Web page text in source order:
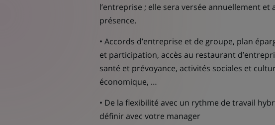
l’entreprise ; elle sera versée annuellement
présence.
• Accords d’entreprise et de groupe, plan
et participation, accès au restaurant
santé et prévoyance, activités sociales et
économique, …
• De la flexibilité avec un rythme de travail
définir avec votre manager